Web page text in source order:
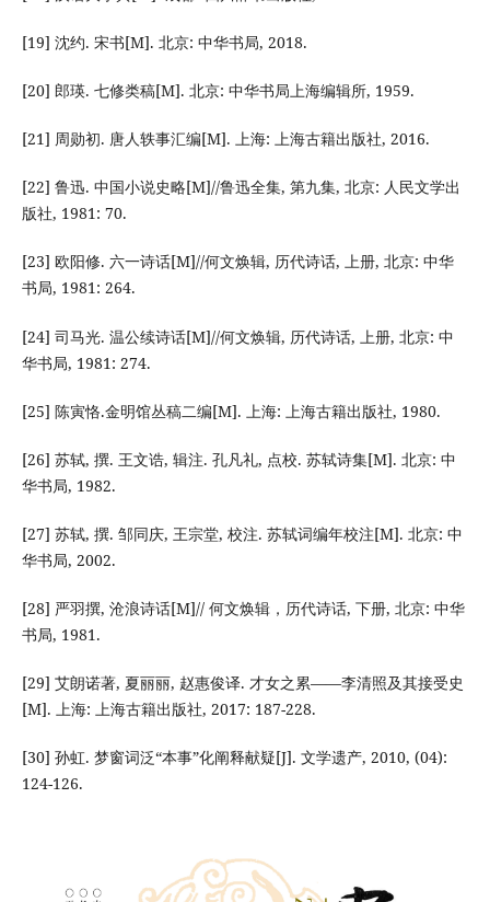
[19] 沈约. 宋书[M]. 北京: 中华书局, 2018.
[20] 郎瑛. 七修类稿[M]. 北京: 中华书局上海编辑所, 1959.
[21] 周勋初. 唐人轶事汇编[M]. 上海: 上海古籍出版社, 2016.
[22] 鲁迅. 中国小说史略[M]//鲁迅全集, 第九集, 北京: 人民文学出
版社, 1981: 70.
[23] 欧阳修. 六一诗话[M]//何文焕辑, 历代诗话, 上册, 北京: 中华
书局, 1981: 264.
[24] 司马光. 温公续诗话[M]//何文焕辑, 历代诗话, 上册, 北京: 中
华书局, 1981: 274.
[25] 陈寅恪.金明馆丛稿二编[M]. 上海: 上海古籍出版社, 1980.
[26] 苏轼, 撰. 王文诰, 辑注. 孔凡礼, 点校. 苏轼诗集[M]. 北京: 中
华书局, 1982.
[27] 苏轼, 撰. 邹同庆, 王宗堂, 校注. 苏轼词编年校注[M]. 北京: 中
华书局, 2002.
[28] 严羽撰, 沧浪诗话[M]// 何文焕辑，历代诗话, 下册, 北京: 中华
书局, 1981.
[29] 艾朗诺著, 夏丽丽, 赵惠俊译. 才女之累——李清照及其接受史
[M]. 上海: 上海古籍出版社, 2017: 187-228.
[30] 孙虹. 梦窗词泛“本事”化阐释献疑[J]. 文学遗产, 2010, (04):
124-126.